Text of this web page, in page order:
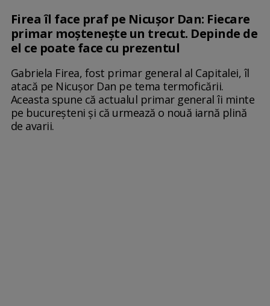
Firea îl face praf pe Nicuşor Dan: Fiecare
primar moștenește un trecut. Depinde de
el ce poate face cu prezentul
Gabriela Firea, fost primar general al Capitalei, îl
atacă pe Nicuşor Dan pe tema termoficării.
Aceasta spune că actualul primar general îi minte
pe bucureşteni şi că urmează o nouă iarnă plină
de avarii.